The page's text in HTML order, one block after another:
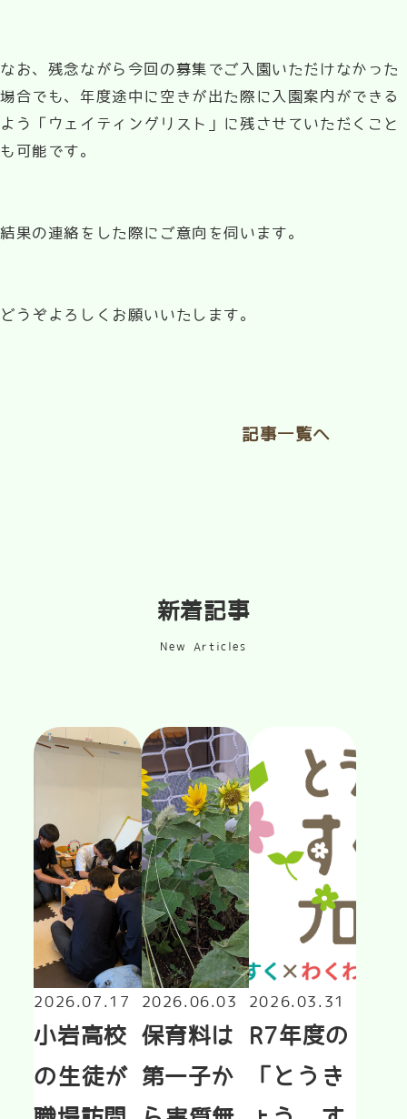
なお、残念ながら今回の募集でご入園いただけなかった
場合でも、年度途中に空きが出た際に入園案内ができる
よう「ウェイティングリスト」に残させていただくこと
も可能です。
結果の連絡をした際にご意向を伺います。
どうぞよろしくお願いいたします。
記事一覧へ
新着記事
New Articles
2026.07.17
小岩高校
の生徒が
2026.06.03
保育料は
第一子か
2026.03.31
R7年度の
「とうき